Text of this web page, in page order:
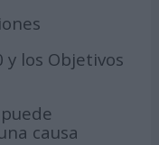
y los Objetivos
causa